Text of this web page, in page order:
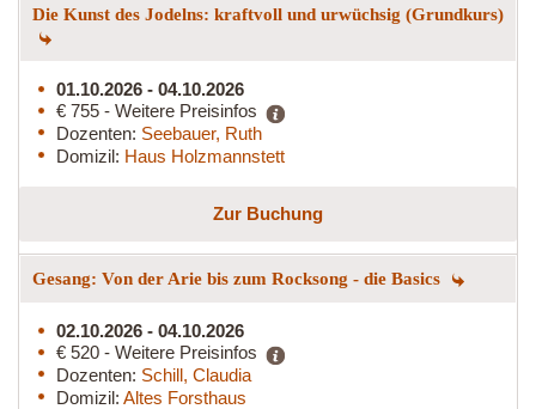
Die Kunst des Jodelns: kraftvoll und urwüchsig (Grundkurs)
01.10.2026 - 04.10.2026
€ 755 - Weitere Preisinfos
Dozenten: Seebauer, Ruth
Domizil: Haus Holzmannstett
Zur Buchung
Gesang: Von der Arie bis zum Rocksong - die Basics
02.10.2026 - 04.10.2026
€ 520 - Weitere Preisinfos
Dozenten: Schill, Claudia
Domizil: Altes Forsthaus